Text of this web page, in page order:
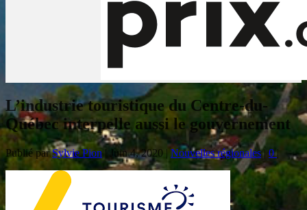
L’industrie touristique du Centre-du-
Québec interpelle aussi le gouvernement
Publié parSylvie Pion | Juin 4, 2020 | Nouvelles régionales| 0|